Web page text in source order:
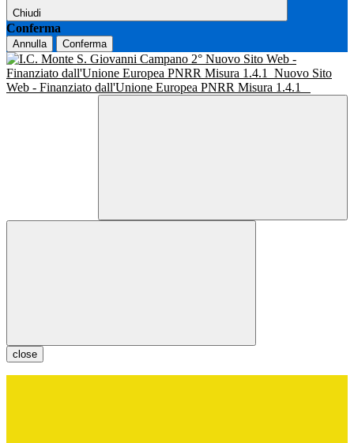
Chiudi
Conferma
Annulla Conferma
Nuovo Sito Web -
Finanziato dall'Unione Europea PNRR Misura 1.4.1
Nuovo Sito
Web - Finanziato dall'Unione Europea PNRR Misura 1.4.1
close